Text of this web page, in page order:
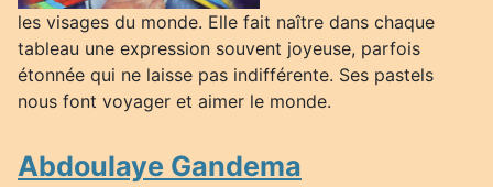
les visages du monde. Elle fait naître dans chaque
tableau une expression souvent joyeuse, parfois
étonnée qui ne laisse pas indifférente. Ses pastels
nous font voyager et aimer le monde.
Abdoulaye Gandema